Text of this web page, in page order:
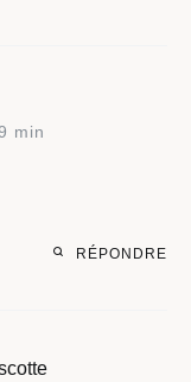
min
RÉPONDRE